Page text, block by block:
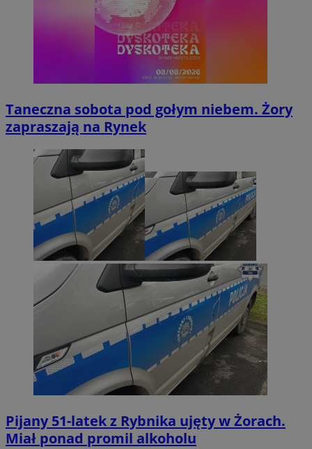
Taneczna sobota pod gołym niebem. Żory
zapraszają na Rynek
Pijany 51-latek z Rybnika ujęty w Żorach.
Miał ponad promil alkoholu